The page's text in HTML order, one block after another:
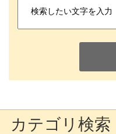
カテゴリ検索